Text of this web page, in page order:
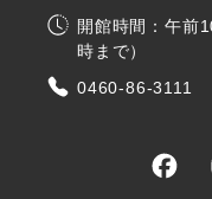
開館時間：午前
時まで）
0460-86-3111